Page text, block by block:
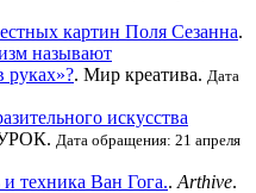
картин Поля Сезанна.
называют
руках»?. Мир креатива. Дата
искусства
Дата обращения: 21 апреля
техника Ван Гога.. Arthive.